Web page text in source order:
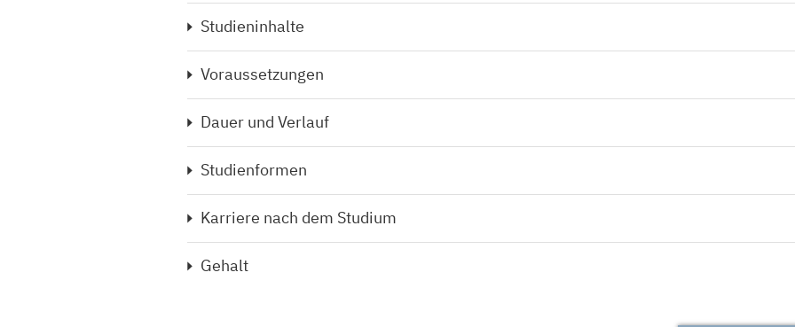
Studieninhalte
Voraussetzungen
Dauer und Verlauf
Studienformen
Karriere nach dem Studium
Gehalt